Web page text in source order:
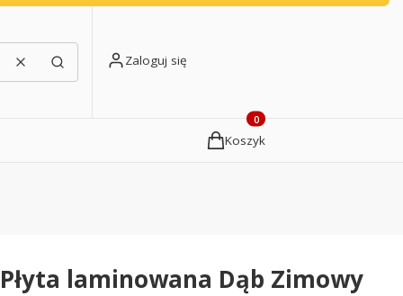
WyczyśćSzukaj
Zaloguj się
Produkty w koszyku: 0. Zobacz
Koszyk
Płyta laminowana Dąb Zimowy